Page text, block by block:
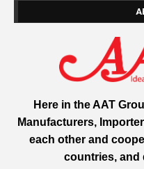
Here in the AAT
Manufacturers,
each other and
countries, and